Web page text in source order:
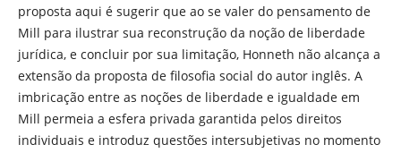
proposta aqui é sugerir que ao se valer do pensamento de
Mill para ilustrar sua reconstrução da noção de liberdade
jurídica, e concluir por sua limitação, Honneth não alcança a
extensão da proposta de filosofia social do autor inglês. A
imbricação entre as noções de liberdade e igualdade em
Mill permeia a esfera privada garantida pelos direitos
individuais e introduz questões intersubjetivas no momento